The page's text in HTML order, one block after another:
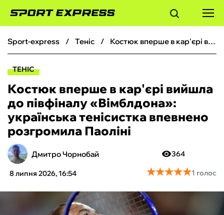
ФУТБОЛ
БОКС
ХОКЕЙ
ТЕНІС
КІБЕРСПОРТ
sport-express теніс Костюк вперше в кар'єрі вийшла до півфіналу «Вімблдона»: українська тенісистка впевнено розгромила Паоліні
ТЕНІС
Костюк вперше в кар'єрі вийшла
до півфіналу «Вімблдона»:
українська тенісистка впевнено
розгромила Паоліні
Дмитро Чорнобай
8 липня 2026, 16:54
364
★★★★★
★★★★★1 голос